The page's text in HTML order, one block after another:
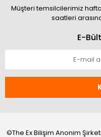
Müşteri temsilcilerimiz hafta
saatleri
E-
©The Ex Bilişim Anonim